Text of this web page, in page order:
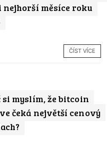
nejhorší měsíce roku
ČÍST VÍCE
si myslím, že bitcoin
čeká největší cenový